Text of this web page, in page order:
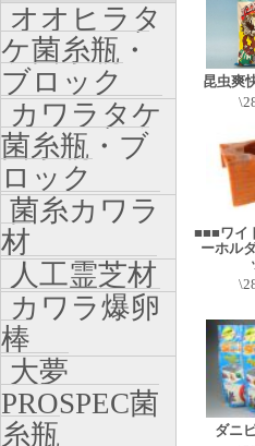
昆虫爽
■■■ワイ
ーホル
ダニ
オオヒラタ
ケ菌糸瓶・
ブロック
カワラタケ
菌糸瓶・ブ
ロック
菌糸カワラ
材
人工霊芝材
カワラ爆卵
棒
大夢
PROSPEC菌
糸瓶